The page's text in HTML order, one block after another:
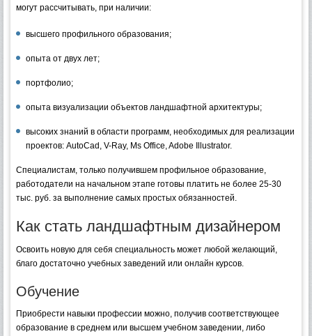
могут рассчитывать, при наличии:
высшего профильного образования;
опыта от двух лет;
портфолио;
опыта визуализации объектов ландшафтной архитектуры;
высоких знаний в области программ, необходимых для реализации
проектов: AutoCad, V-Ray, Ms Office, Adobe Illustrator.
Специалистам, только получившем профильное образование,
работодатели на начальном этапе готовы платить не более 25-30
тыс. руб. за выполнение самых простых обязанностей.
Как стать ландшафтным дизайнером
Освоить новую для себя специальность может любой желающий,
благо достаточно учебных заведений или онлайн курсов.
Обучение
Приобрести навыки профессии можно, получив соответствующее
образование в среднем или высшем учебном заведении, либо